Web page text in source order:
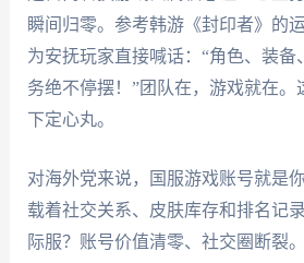
瞬间归零。参考韩游《封印者》的
为安抚玩家直接喊话：“角色、装备
务绝不停摆！”团队在，游戏就在。
下定心丸。
对海外党来说，国服游戏账号就是
载着社交关系、皮肤库存和排名记
际服？账号价值清零、社交圈断裂